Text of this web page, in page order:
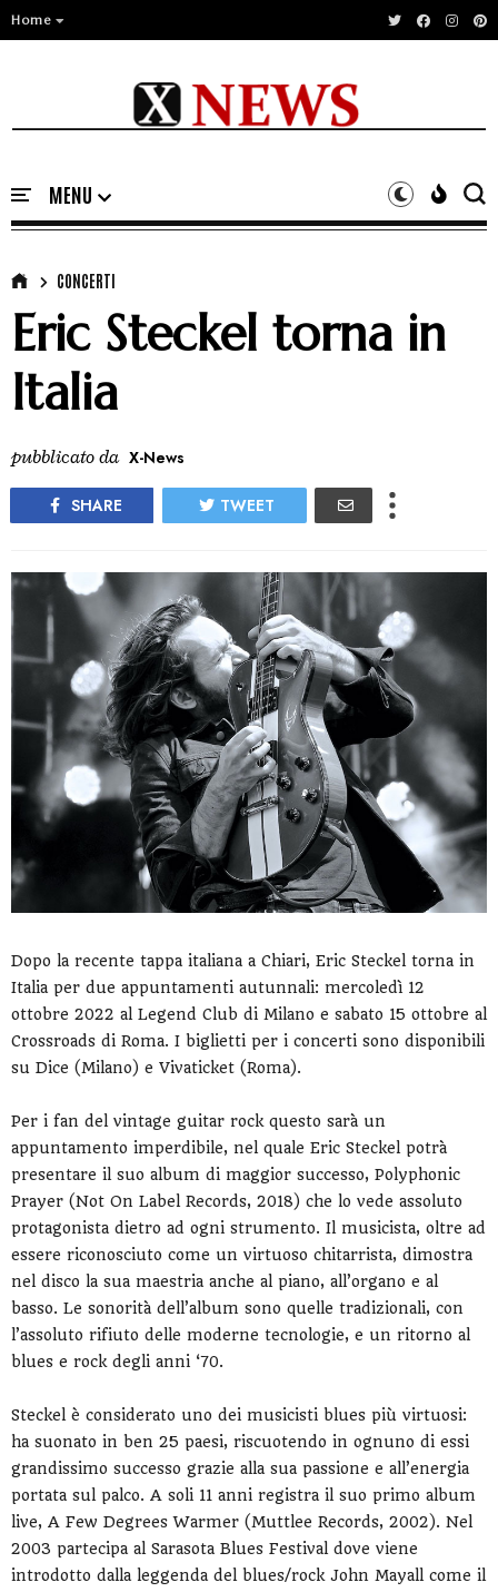
Home
CONCERTI
Eric Steckel torna in
Italia
pubblicato da X-News
SHARE TWEET
Dopo la recente tappa italiana a Chiari, Eric Steckel torna in
Italia per due appuntamenti autunnali: mercoledì 12
ottobre 2022 al Legend Club di Milano e sabato 15 ottobre al
Crossroads di Roma. I biglietti per i concerti sono disponibili
su Dice (Milano) e Vivaticket (Roma).
Per i fan del vintage guitar rock questo sarà un
appuntamento imperdibile, nel quale Eric Steckel potrà
presentare il suo album di maggior successo, Polyphonic
Prayer (Not On Label Records, 2018) che lo vede assoluto
protagonista dietro ad ogni strumento. Il musicista, oltre ad
essere riconosciuto come un virtuoso chitarrista, dimostra
nel disco la sua maestria anche al piano, all’organo e al
basso. Le sonorità dell’album sono quelle tradizionali, con
l’assoluto rifiuto delle moderne tecnologie, e un ritorno al
blues e rock degli anni ‘70.
Steckel è considerato uno dei musicisti blues più virtuosi:
ha suonato in ben 25 paesi, riscuotendo in ognuno di essi
grandissimo successo grazie alla sua passione e all’energia
portata sul palco. A soli 11 anni registra il suo primo album
live, A Few Degrees Warmer (Muttlee Records, 2002). Nel
2003 partecipa al Sarasota Blues Festival dove viene
introdotto dalla leggenda del blues/rock John Mayall come il